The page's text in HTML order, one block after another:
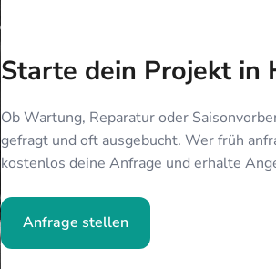
Starte dein Projekt in
Ob Wartung, Reparatur oder
gefragt und oft ausgebucht. Wer früh
kostenlos deine Anfrage und erhalte
Anfrage stellen